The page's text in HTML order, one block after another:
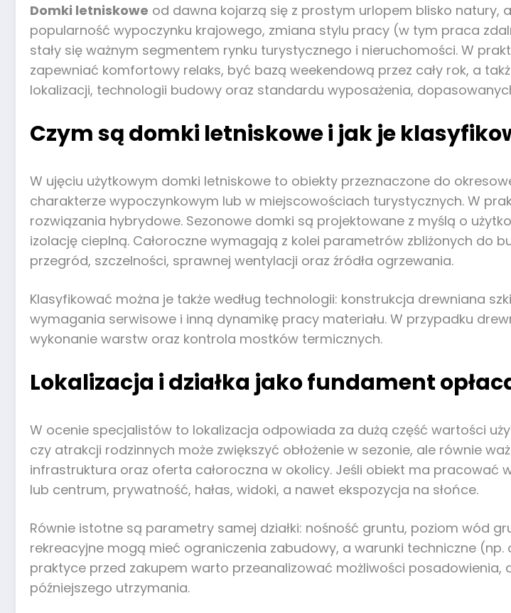
Domki letniskowe od dawna kojarzą się z prostym urlopem blisko natury,
popularność wypoczynku krajowego, zmiana stylu pracy (w tym praca
stały się ważnym segmentem rynku turystycznego i nieruchomości. W
zapewniać komfortowy relaks, być bazą weekendową przez cały rok, a
lokalizacji, technologii budowy oraz standardu wyposażenia,
Czym są domki letniskowe i jak je
W ujęciu użytkowym domki letniskowe to obiekty przeznaczone do
charakterze wypoczynkowym lub w miejscowościach turystycznych. W
rozwiązania hybrydowe. Sezonowe domki są projektowane z myślą o
izolację cieplną. Całoroczne wymagają z kolei parametrów zbliżonych do
przegród, szczelności, sprawnej wentylacji oraz źródła ogrzewania.
Klasyfikować można je także według technologii: konstrukcja drewniana
wymagania serwisowe i inną dynamikę pracy materiału. W przypadku
wykonanie warstw oraz kontrola mostków termicznych.
Lokalizacja i działka jako fundament
W ocenie specjalistów to lokalizacja odpowiada za dużą część wartości
czy atrakcji rodzinnych może zwiększyć obłożenie w sezonie, ale równie
infrastruktura oraz oferta całoroczna w okolicy. Jeśli obiekt ma pracować
lub centrum, prywatność, hałas, widoki, a nawet ekspozycja na słońce.
Równie istotne są parametry samej działki: nośność gruntu, poziom wód
rekreacyjne mogą mieć ograniczenia zabudowy, a warunki techniczne
praktyce przed zakupem warto przeanalizować możliwości
późniejszego utrzymania.